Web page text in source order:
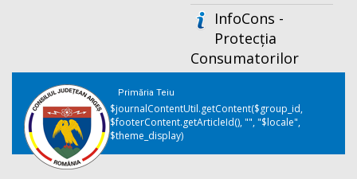
InfoCons -
Protecția
Consumatorilor
Primăria Teiu
$journalContentUtil.getContent($group_id,
$footerContent.getArticleId(), "", "$locale",
$theme_display)